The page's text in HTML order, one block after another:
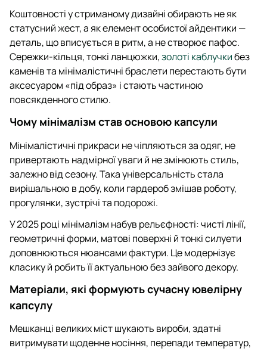
Коштовності у стриманому дизайні обирають не як
статусний жест, а як елемент особистої айдентики —
деталь, що вписується в ритм, а не створює пафос.
Сережки-кільця, тонкі ланцюжки,золоті каблучкибез
каменів та мінімалістичні браслети перестають бути
аксесуаром «під образ» і стають частиною
повсякденного стилю.
Чому мінімалізм став основою капсули
Мінімалістичні прикраси не чіпляються за одяг, не
привертають надмірної уваги й не змінюють стиль,
залежно від сезону. Така універсальність стала
вирішальною в добу, коли гардероб змішав роботу,
прогулянки, зустрічі та подорожі.
У 2025 році мінімалізм набув рельєфності: чисті лінії,
геометричні форми, матові поверхні й тонкі силуети
доповнюються нюансами фактури. Це модернізує
класику й робить її актуальною без зайвого декору.
Матеріали, які формують сучасну ювелірну
капсулу
Мешканці великих міст шукають вироби, здатні
витримувати щоденне носіння, перепади температур,